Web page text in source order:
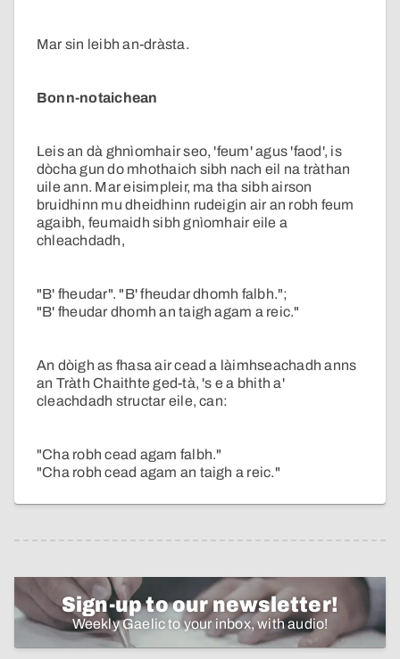
Mar sin leibh an-dràsta.
Bonn-notaichean
Leis an dà ghnìomhair seo, 'feum' agus 'faod', is
dòcha gun do mhothaich sibh nach eil na tràthan
uile ann. Mar eisimpleir, ma tha sibh airson
bruidhinn mu dheidhinn rudeigin air an robh feum
agaibh, feumaidh sibh gnìomhair eile a
chleachdadh,
"B' fheudar". "B' fheudar dhomh falbh.";
"B' fheudar dhomh an taigh agam a reic."
An dòigh as fhasa air cead a làimhseachadh anns
an Tràth Chaithte ged-tà, 's e a bhith a'
cleachdadh structar eile, can:
"Cha robh cead agam falbh."
"Cha robh cead agam an taigh a reic."
Sign-up to our newsletter!
Weekly Gaelic to your inbox, with audio!